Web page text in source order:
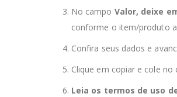
No campo Valor, deixe
conforme o item/produto
Confira seus dados e
Clique em copiar e cole no
Leia os termos de uso